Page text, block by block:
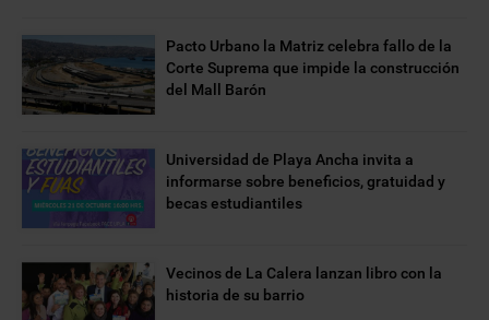
Pacto Urbano la Matriz celebra fallo de la
Corte Suprema que impide la construcción
del Mall Barón
Universidad de Playa Ancha invita a
informarse sobre beneficios, gratuidad y
becas estudiantiles
Vecinos de La Calera lanzan libro con la
historia de su barrio